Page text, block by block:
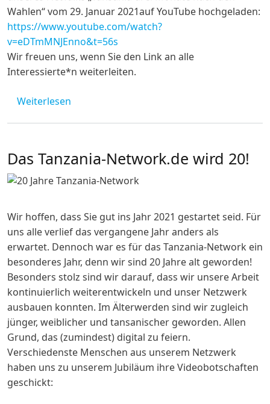
Wahlen“ vom 29. Januar 2021auf YouTube hochgeladen:
https://www.youtube.com/watch?
v=eDTmMNJEnno&t=56s
Wir freuen uns, wenn Sie den Link an alle
Interessierte*n weiterleiten.
Weiterlesen
Das Tanzania-Network.de wird 20!
Wir hoffen, dass Sie gut ins Jahr 2021 gestartet seid. Für
uns alle verlief das vergangene Jahr anders als
erwartet. Dennoch war es für das Tanzania-Network ein
besonderes Jahr, denn wir sind 20 Jahre alt geworden!
Besonders stolz sind wir darauf, dass wir unsere Arbeit
kontinuierlich weiterentwickeln und unser Netzwerk
ausbauen konnten. Im Älterwerden sind wir zugleich
jünger, weiblicher und tansanischer geworden. Allen
Grund, das (zumindest) digital zu feiern.
Verschiedenste Menschen aus unserem Netzwerk
haben uns zu unserem Jubiläum ihre Videobotschaften
geschickt: